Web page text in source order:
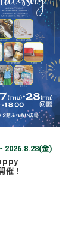
2026.8.28(金)
催！